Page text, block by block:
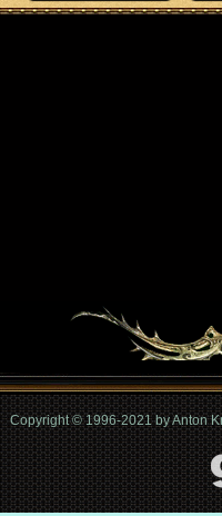
Copyright © 1996-2021 by Anton